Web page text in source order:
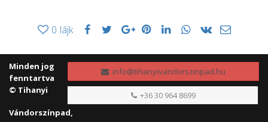
0 lájk
info@tihanyivandorszinpad.hu
+36 30 964 8699
Minden jog
fenntartva
© Tihanyi
Vándorszínpad,